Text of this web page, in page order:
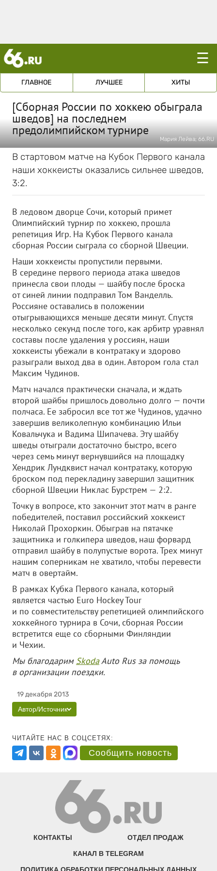
☰
ГЛАВНОЕ ЛУЧШЕЕ ХИТЫ
[Сборная России по хоккею обыграла
шведов] на последнем
предолимпийском турнире
Мария Лейва; 66.RU
В стартовом матче на Кубок Первого канала
наши хоккеисты оказались сильнее шведов,
3:2.
В ледовом дворце Сочи, который примет
Олимпийский турнир по хоккею, прошла
репетиция Игр. На Кубок Первого канала
сборная России сыграла со сборной Швеции.
Наши хоккеисты пропустили первыми.
В середине первого периода атака шведов
принесла свои плоды — шайбу после броска
от синей линии подправил Том Ванделль.
Россияне оставались в положении
отыгрывающихся меньше десяти минут. Спустя
несколько секунд после того, как арбитр уравнял
составы после удаления у россиян, наши
хоккеисты убежали в контратаку и здорово
разыграли выход два в один. Автором гола стал
Максим Чудинов.
Матч начался практически сначала, и ждать
второй шайбы пришлось довольно долго — почти
полчаса. Ее забросил все тот же Чудинов, удачно
завершив великолепную комбинацию Ильи
Ковальчука и Вадима Шипачева. Эту шайбу
шведы отыграли достаточно быстро, всего
через семь минут вернувшийся на площадку
Хендрик Лундквист начал контратаку, которую
броском под перекладину завершил защитник
сборной Швеции Никлас Бурстрем — 2:2.
Точку в вопросе, кто закончит этот матч в ранге
победителей, поставил российский хоккеист
Николай Прохоркин. Обыграв на пятачке
защитника и голкипера шведов, наш форвард
отправил шайбу в полупустые ворота. Трех минут
нашим соперникам не хватило, чтобы перевести
матч в овертайм.
В рамках Кубка Первого канала, который
является частью Euro Hockey Tour
и по совместительству репетицией олимпийского
хоккейного турнира в Сочи, сборная России
встретится еще со сборными Финляндии
и Чехии.
Мы благодарим SkodaAuto Rus за помощь
в организации поездки.
19 декабря 2013
Автор/Источник
ЧИТАЙТЕ НАС В СОЦСЕТЯХ:
Сообщить новость
КОНТАКТЫ ОТДЕЛ ПРОДАЖ
КАНАЛ В TELEGRAM